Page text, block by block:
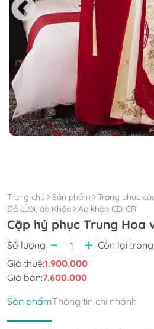
Trang chủ Sản phẩm Trang phục
Đồ cưới, áo Khỏa
Áo khỏa CD-CR
Cặp hỷ phục Trung Hoa
Số lượng Còn lại
Giá thuê:1.900.000
Giá bán:7.600.000
Sản phẩmThông tin chi nhánh